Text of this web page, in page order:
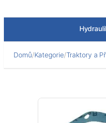
Domů/Kategorie/Traktory a